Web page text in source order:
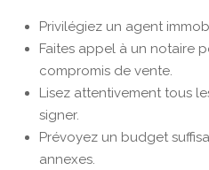
Privilégiez un agent
Faites appel à un notaire
compromis de vente.
Lisez attentivement tous
signer.
Prévoyez un budget
annexes.